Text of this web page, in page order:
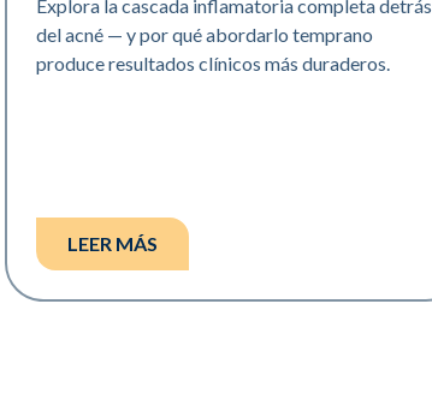
Explora la cascada inflamatoria completa detrás
del acné — y por qué abordarlo temprano
produce resultados clínicos más duraderos.
LEER MÁS